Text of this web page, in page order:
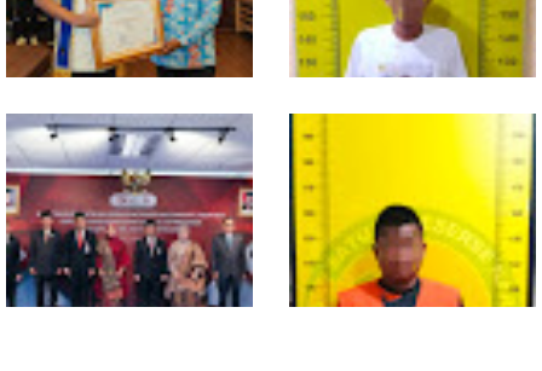
Wali Kota Medan Dikukuhkan
Jadi Duta Penggerak Ayah
Teladan, Rico Waas: Jabatan
Tertinggi Pria Dalam Keluarga
Polresta Deli Serdang Bekuk
Dua orang Pengedar Narkoba
di Pagar Merbau